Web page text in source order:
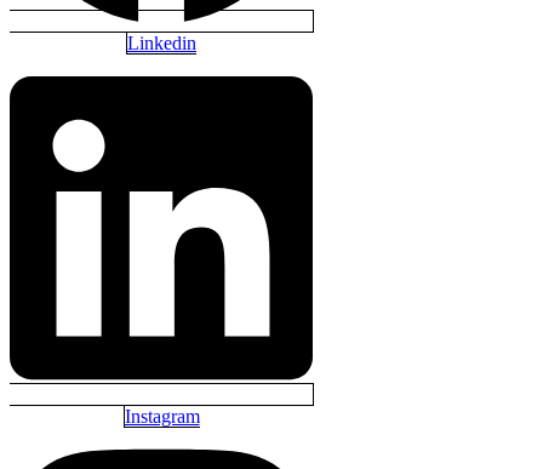
Linkedin
Instagram